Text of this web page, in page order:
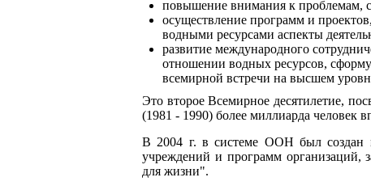
повышение внимания к проблемам,
осуществление программ и
водными ресурсами аспекты
развитие международного
отношении водных ресурсов,
всемирной встречи на высшем
Это второе Всемирное десятилетие,
(1981 - 1990) более миллиарда человек
В 2004 г. в системе ООН был создан
учреждений и программ организаций,
для жизни".